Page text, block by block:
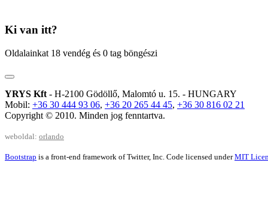
Ki van itt?
Oldalainkat 18 vendég és 0 tag böngészi
YRYS Kft - H-2100 Gödöllő, Malomtó u. 15. - HUNGARY
Mobil: +36 30 444 93 06, +36 20 265 44 45, +36 30 816 02 21
Copyright © 2010. Minden jog fenntartva.
weboldal: orlando
Bootstrap is a front-end framework of Twitter, Inc. Code licensed underMIT